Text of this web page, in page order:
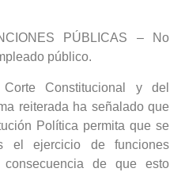
PÚBLICAS – No
público.
Constitucional y del
reiterada ha señalado que
Política permita que se
el ejercicio de funciones
de que esto